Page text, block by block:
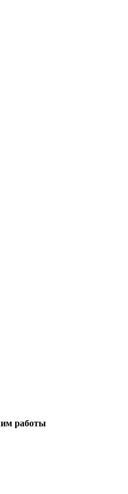
работы